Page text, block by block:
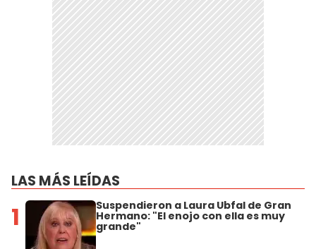
LAS MÁS LEÍDAS
1 Suspendieron a Laura Ubfal de Gran
Hermano: "El enojo con ella es muy
grande"